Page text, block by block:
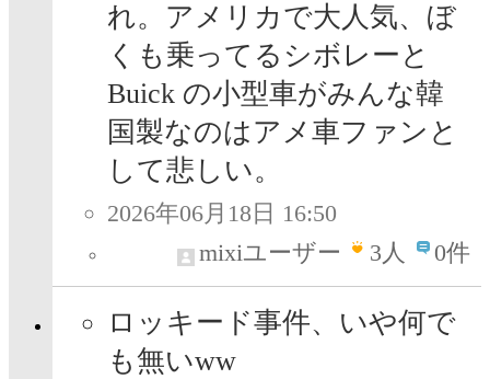
れ。アメリカで大人気、ぼ
くも乗ってるシボレーと
Buick の小型車がみんな韓
国製なのはアメ車ファンと
して悲しい。
2026年06月18日 16:50
mixiユーザー
3人 0件
ロッキード事件、いや何で
も無いww